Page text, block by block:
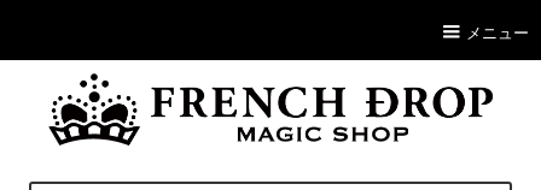
メニュー